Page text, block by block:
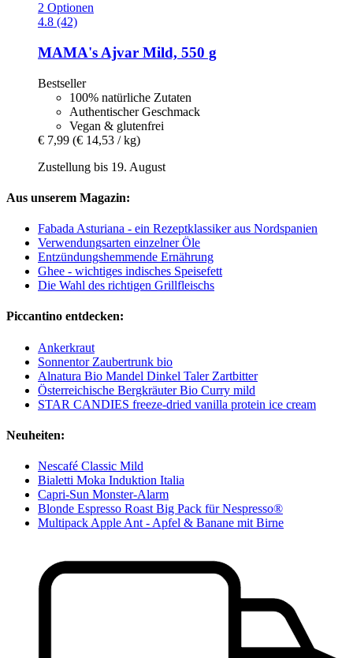
2 Optionen
4.8 (42)
MAMA's Ajvar Mild, 550 g
Bestseller
100% natürliche Zutaten
Authentischer Geschmack
Vegan & glutenfrei
€ 7,99 (€ 14,53 / kg)
Zustellung bis 19. August
Aus unserem Magazin:
Fabada Asturiana - ein Rezeptklassiker aus Nordspanien
Verwendungsarten einzelner Öle
Entzündungshemmende Ernährung
Ghee - wichtiges indisches Speisefett
Die Wahl des richtigen Grillfleischs
Piccantino entdecken:
Ankerkraut
Sonnentor Zaubertrunk bio
Alnatura Bio Mandel Dinkel Taler Zartbitter
Österreichische Bergkräuter Bio Curry mild
STAR CANDIES freeze-dried vanilla protein ice cream
Neuheiten:
Nescafé Classic Mild
Bialetti Moka Induktion Italia
Capri-Sun Monster-Alarm
Blonde Espresso Roast Big Pack für Nespresso®
Multipack Apple Ant - Apfel & Banane mit Birne